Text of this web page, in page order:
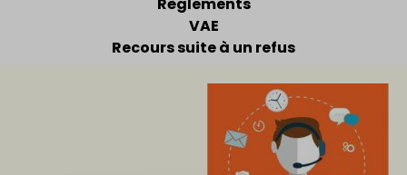
Règlements
VAE
Recours suite à un refus